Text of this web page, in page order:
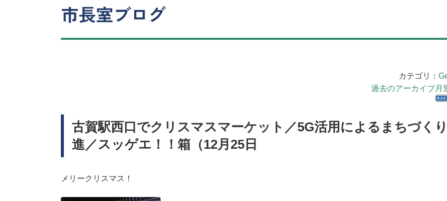
市長室ブログ
カテゴリ：
過去のアーカイブ月
古賀駅西口でクリスマスマーケット／5G活用によるまちづく
進／スッゲエ！！箱（12月25日
メリークリスマス！